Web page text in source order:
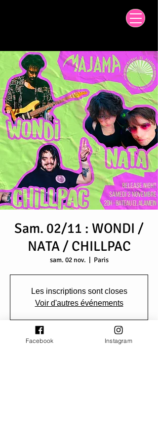
Sam. 02/11 : WONDI /
NATA / CHILLPAC
sam. 02 nov.
  |
Paris
Les inscriptions sont closes
Voir d'autres événements
Heure et lieu
Facebook Instagram